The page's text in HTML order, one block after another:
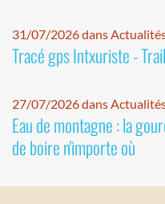
31/07/2026 dans
Tracé gps Intxuriste - Trail
27/07/2026 dans
Eau de montagne : la
de boire n'importe où